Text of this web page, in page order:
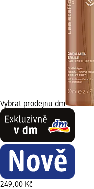
Vybrat prodejnu dm
249,00 Kč